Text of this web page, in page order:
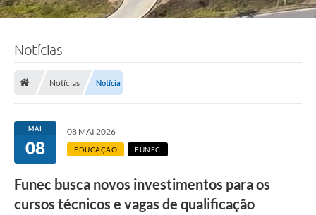
Notícias
Notícias Notícia
MAI
08
08 MAI 2026
EDUCAÇÃO FUNEC
Funec busca novos investimentos para os
cursos técnicos e vagas de qualificação
o
t
n
c